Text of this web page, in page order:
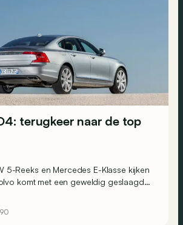
terugkeer naar de top
5-Reeks en Mercedes E-Klasse kijken
komt met een geweldig geslaagd